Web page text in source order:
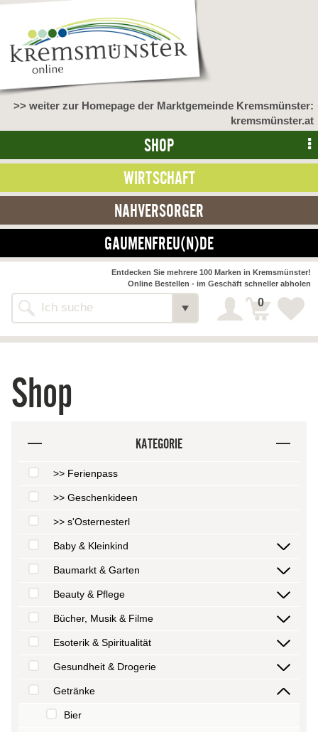
>> weiter zur Homepage der Marktgemeinde Kremsmünster:
kremsmünster.at
SHOP
WIRTSCHAFT
NAHVERSORGER
GAUMENFREU(N)DE
Shop
Entdecken Sie mehrere 100 Marken in Kremsmünster!
Online Bestellen - im Geschäft schneller abholen
0
Shop
KATEGORIE
>> Ferienpass
>> Geschenkideen
>> s'Osternesterl
Baby & Kleinkind
Baumarkt & Garten
Beauty & Pflege
Bücher, Musik & Filme
Esoterik & Spiritualität
Gesundheit & Drogerie
Getränke
Bier